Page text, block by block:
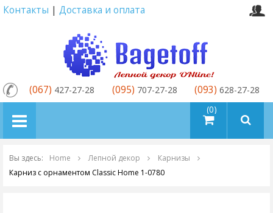
Контакты | Доставка и оплата
товаров (0)
(067) 427-27-28 (095) 707-27-28 (093) 628-27-28
Вы здесь: Home Лепной декор
Карнизы
Карниз с орнаментом Classic Home 1-0780